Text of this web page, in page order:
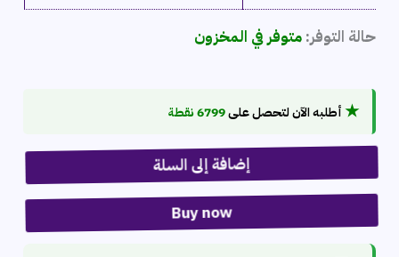
حالة التوفر: متوفر في المخزون
★أطلبه الآن لتحصل على6799 نقطة
إضافة إلى السلة
Buy now